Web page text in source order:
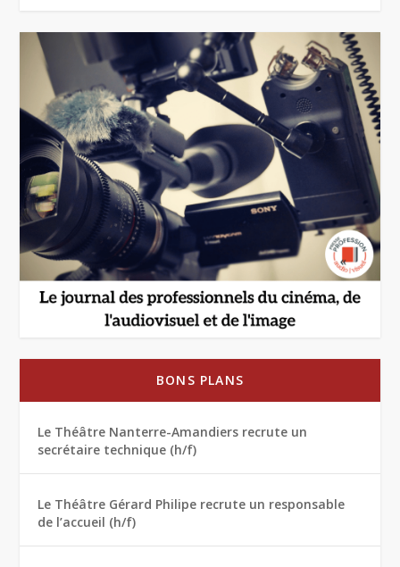
BONS PLANS
Le Théâtre Nanterre-Amandiers recrute un
secrétaire technique (h/f)
Le Théâtre Gérard Philipe recrute un responsable
de l’accueil (h/f)